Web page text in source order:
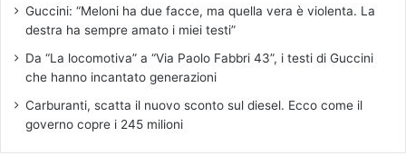
Guccini: “Meloni ha due facce, ma quella vera è violenta. La
destra ha sempre amato i miei testi”
Da “La locomotiva” a “Via Paolo Fabbri 43”, i testi di Guccini
che hanno incantato generazioni
Carburanti, scatta il nuovo sconto sul diesel. Ecco come il
governo copre i 245 milioni